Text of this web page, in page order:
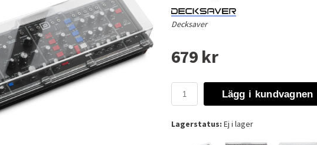
Decksaver
679 kr
Lägg i kundvagnen
Lagerstatus: Ej i lager